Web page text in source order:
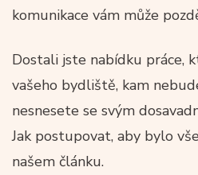
komunikace vám může
Dostali jste nabídku práce,
vašeho bydliště, kam
nesnesete se svým
Jak postupovat, aby bylo
našem článku.